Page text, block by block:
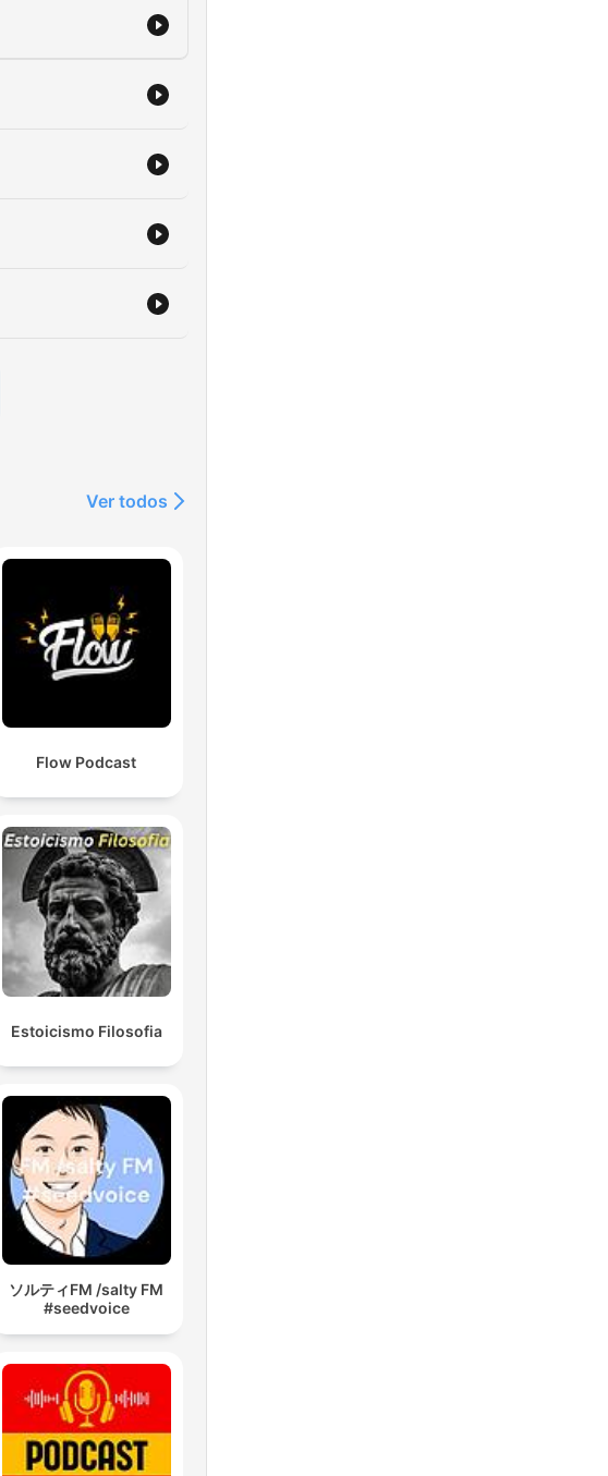
Ver todos
Flow Podcast
Estoicismo Filosofia
ソルティFM /salty FM
#seedvoice